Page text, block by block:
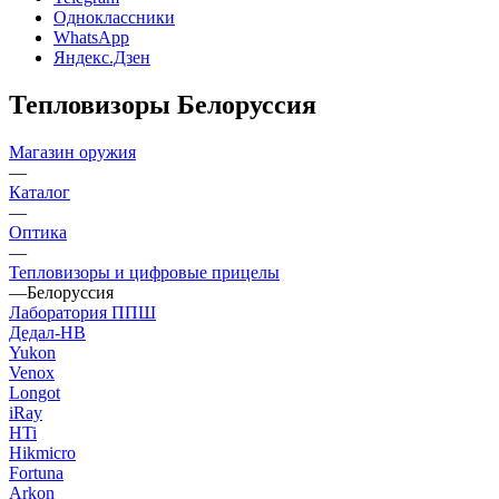
Одноклассники
WhatsApp
Яндекс.Дзен
Тепловизоры Белоруссия
Магазин оружия
—
Каталог
—
Оптика
—
Тепловизоры и цифровые прицелы
—Белоруссия
Лаборатория ППШ
Дедал-НВ
Yukon
Venox
Longot
iRay
HTi
Hikmicro
Fortuna
Arkon